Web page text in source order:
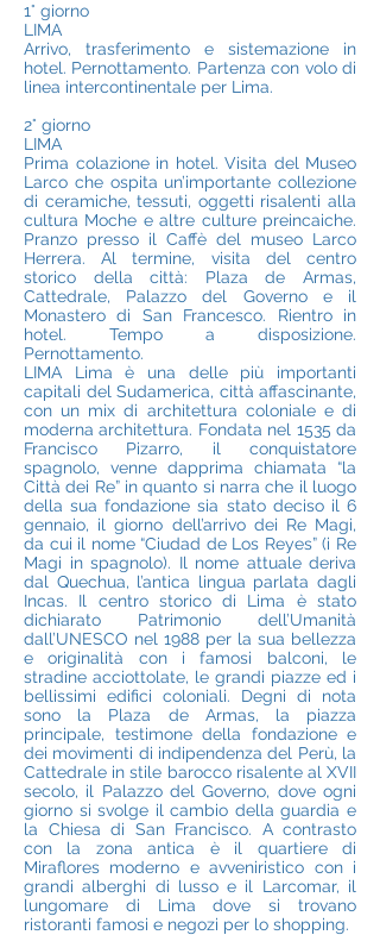
1° giorno
LIMA
Arrivo, trasferimento e sistemazione in
hotel. Pernottamento. Partenza con volo di
linea intercontinentale per Lima.
2° giorno
LIMA
Prima colazione in hotel. Visita del Museo
Larco che ospita un’importante collezione
di ceramiche, tessuti, oggetti risalenti alla
cultura Moche e altre culture preincaiche.
Pranzo presso il Caffè del museo Larco
Herrera. Al termine, visita del centro
storico della città: Plaza de Armas,
Cattedrale, Palazzo del Governo e il
Monastero di San Francesco. Rientro in
hotel. Tempo a disposizione.
Pernottamento.
LIMA Lima è una delle più importanti
capitali del Sudamerica, città affascinante,
con un mix di architettura coloniale e di
moderna architettura. Fondata nel 1535 da
Francisco Pizarro, il conquistatore
spagnolo, venne dapprima chiamata “la
Città dei Re” in quanto si narra che il luogo
della sua fondazione sia stato deciso il 6
gennaio, il giorno dell’arrivo dei Re Magi,
da cui il nome “Ciudad de Los Reyes” (i Re
Magi in spagnolo). Il nome attuale deriva
dal Quechua, l’antica lingua parlata dagli
Incas. Il centro storico di Lima è stato
dichiarato Patrimonio dell’Umanità
dall’UNESCO nel 1988 per la sua bellezza
e originalità con i famosi balconi, le
stradine acciottolate, le grandi piazze ed i
bellissimi edifici coloniali. Degni di nota
sono la Plaza de Armas, la piazza
principale, testimone della fondazione e
dei movimenti di indipendenza del Perù, la
Cattedrale in stile barocco risalente al XVII
secolo, il Palazzo del Governo, dove ogni
giorno si svolge il cambio della guardia e
la Chiesa di San Francisco. A contrasto
con la zona antica è il quartiere di
Miraflores moderno e avveniristico con i
grandi alberghi di lusso e il Larcomar, il
lungomare di Lima dove si trovano
ristoranti famosi e negozi per lo shopping.